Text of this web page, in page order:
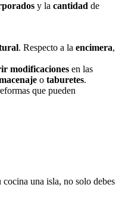
y la cantidad de
. Respecto a la encimera,
modificaciones en las
o taburetes.
que pueden
cocina una isla, no solo debes